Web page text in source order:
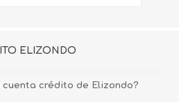
ELIZONDO
cuenta crédito de Elizondo?